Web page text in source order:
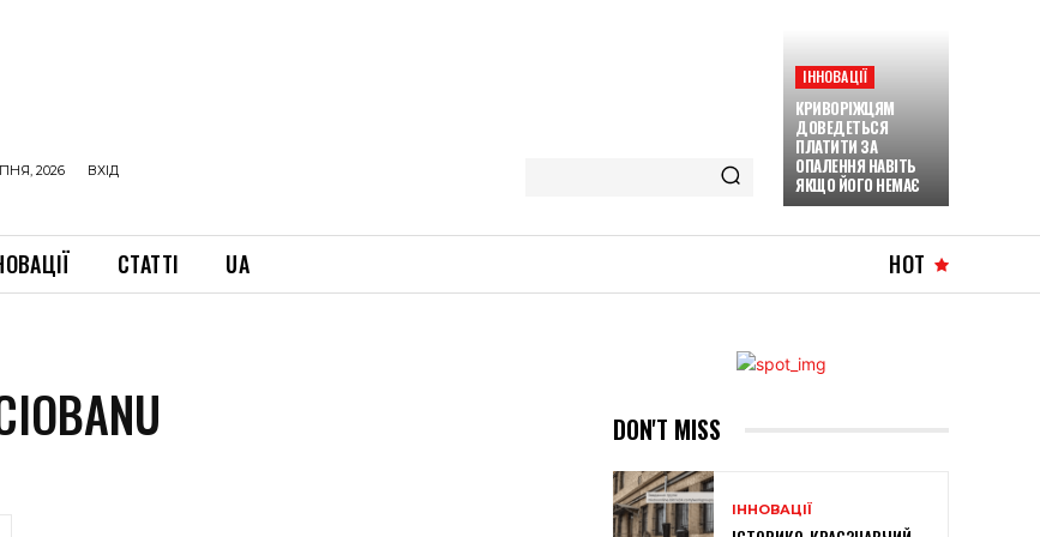
2026 ВХІД
ІННОВАЦІЇ
КРИВОРІЖЦЯМ
ДОВЕДЕТЬСЯ
ПЛАТИТИ ЗА
ОПАЛЕННЯ НАВІТЬ
ЯКЩО ЙОГО НЕМАЄ
СТАТТІ UA HOT
DON'T MISS
ІННОВАЦІЇ